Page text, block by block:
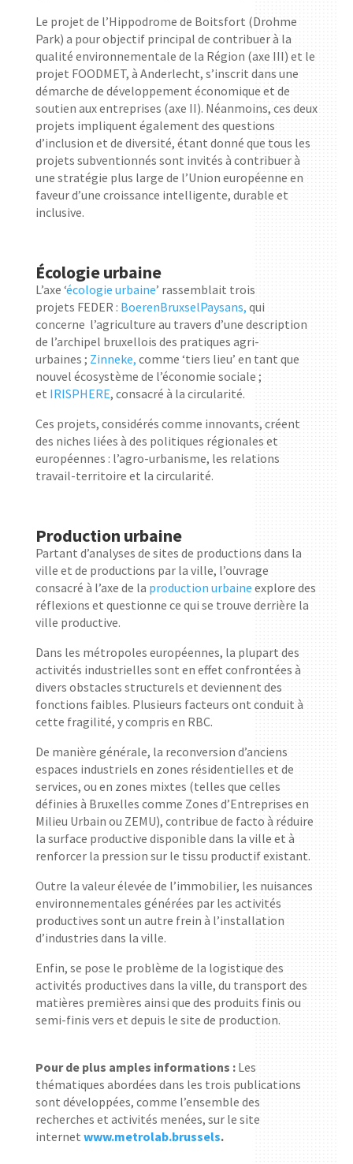
Le projet de l’Hippodrome de Boitsfort (Drohme
Park) a pour objectif principal de contribuer à la
qualité environnementale de la Région (axe III) et le
projet FOODMET, à Anderlecht, s’inscrit dans une
démarche de développement économique et de
soutien aux entreprises (axe II). Néanmoins, ces deux
projets impliquent également des questions
d’inclusion et de diversité, étant donné que tous les
projets subventionnés sont invités à contribuer à
une stratégie plus large de l’Union européenne en
faveur d’une croissance intelligente, durable et
inclusive.
Écologie urbaine
L’axe ‘écologie urbaine’ rassemblait trois
projets FEDER : BoerenBruxselPaysans, qui
concerne l’agriculture au travers d’une description
de l’archipel bruxellois des pratiques agri-
urbaines ; Zinneke, comme ‘tiers lieu’ en tant que
nouvel écosystème de l’économie sociale ;
et IRISPHERE, consacré à la circularité.
Ces projets, considérés comme innovants, créent
des niches liées à des politiques régionales et
européennes : l’agro-urbanisme, les relations
travail-territoire et la circularité.
Production urbaine
Partant d’analyses de sites de productions dans la
ville et de productions par la ville, l’ouvrage
consacré à l’axe de la production urbaine explore des
réflexions et questionne ce qui se trouve derrière la
ville productive.
Dans les métropoles européennes, la plupart des
activités industrielles sont en effet confrontées à
divers obstacles structurels et deviennent des
fonctions faibles. Plusieurs facteurs ont conduit à
cette fragilité, y compris en RBC.
De manière générale, la reconversion d’anciens
espaces industriels en zones résidentielles et de
services, ou en zones mixtes (telles que celles
définies à Bruxelles comme Zones d’Entreprises en
Milieu Urbain ou ZEMU), contribue de facto à réduire
la surface productive disponible dans la ville et à
renforcer la pression sur le tissu productif existant.
Outre la valeur élevée de l’immobilier, les nuisances
environnementales générées par les activités
productives sont un autre frein à l’installation
d’industries dans la ville.
Enfin, se pose le problème de la logistique des
activités productives dans la ville, du transport des
matières premières ainsi que des produits finis ou
semi-finis vers et depuis le site de production.
Pour de plus amples informations : Les
thématiques abordées dans les trois publications
sont développées, comme l’ensemble des
recherches et activités menées, sur le site
internet www.metrolab.brussels.